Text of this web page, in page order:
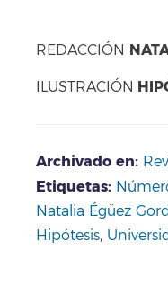
REDACCIÓN
ILUSTRACIÓN
Archivado en:
Etiquetas:
Natalia Égüez
Hipótesis,